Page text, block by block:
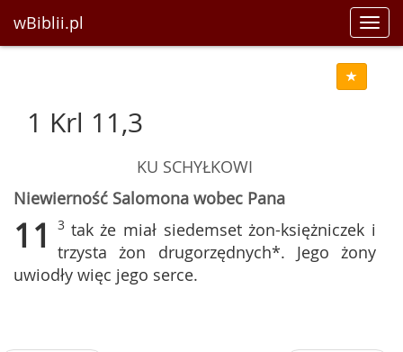
wBiblii.pl
1 Krl 11,3
KU SCHYŁKOWI
Niewierność Salomona wobec Pana
11 3 tak że miał siedemset żon-księżniczek i
trzysta żon drugorzędnych*. Jego żony
uwiodły więc jego serce.